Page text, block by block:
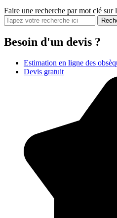
Faire une recherche par mot clé sur
Besoin d'un devis ?
Estimation en ligne des
Devis gratuit